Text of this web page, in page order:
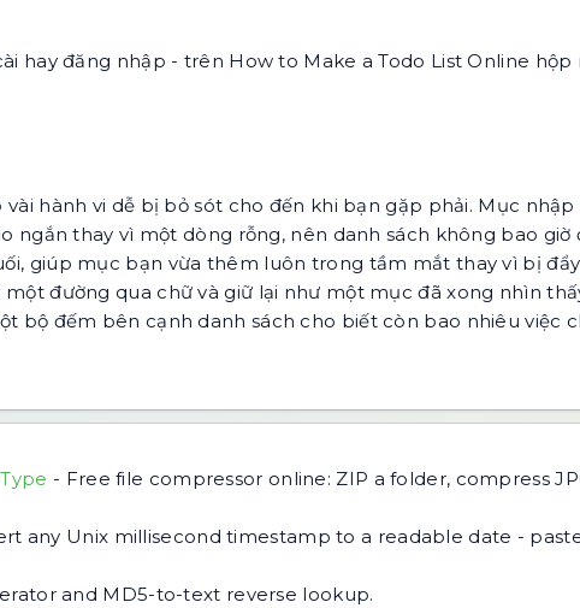
hay đăng nhập - trên How to Make a Todo List Online hộp
hành vi dễ bị bỏ sót cho đến khi bạn gặp phải. Mục
thay vì một dòng rỗng, nên danh sách không bao giờ
giúp mục bạn vừa thêm luôn trong tầm mắt thay vì bị
đường qua chữ và giữ lại như một mục đã xong nhìn
bộ đếm bên cạnh danh sách cho biết còn bao nhiêu việc
- Free file compressor online: ZIP a folder, compress
any Unix millisecond timestamp to a readable date -
and MD5-to-text reverse lookup.